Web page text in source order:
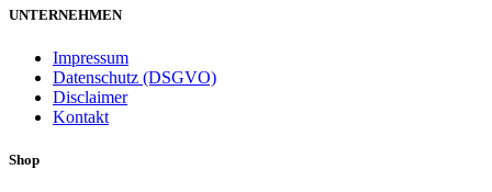
UNTERNEHMEN
Impressum
Datenschutz (DSGVO)
Disclaimer
Kontakt
Shop